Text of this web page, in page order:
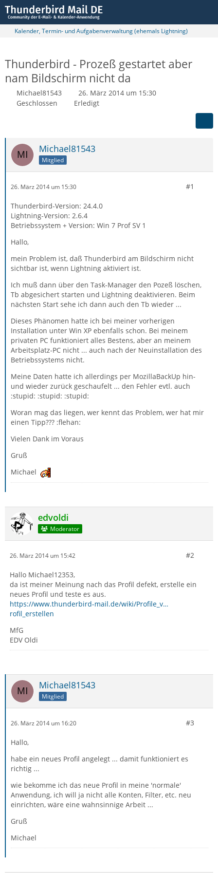
Kalender, Termin- und Aufgabenverwaltung (ehemals Lightning)
Thunderbird - Prozeß gestartet aber
nam Bildschirm nicht da
Michael81543
26. März 2014 um 15:30
Geschlossen
Erledigt
Michael81543
Mitglied
26. März 2014 um 15:30 #1
Thunderbird-Version: 24.4.0
Lightning-Version: 2.6.4
Betriebssystem + Version: Win 7 Prof SV 1
Hallo,
mein Problem ist, daß Thunderbird am Bildschirm nicht
sichtbar ist, wenn Lightning aktiviert ist.
Ich muß dann über den Task-Manager den Pozeß löschen,
Tb abgesichert starten und Lightning deaktivieren. Beim
nächsten Start sehe ich dann auch den Tb wieder ...
Dieses Phänomen hatte ich bei meiner vorherigen
Installation unter Win XP ebenfalls schon. Bei meinem
privaten PC funktioniert alles Bestens, aber an meinem
Arbeitsplatz-PC nicht ... auch nach der Neuinstallation des
Betriebssystems nicht.
Meine Daten hatte ich allerdings per MozillaBackUp hin-
und wieder zurück geschaufelt ... den Fehler evtl. auch
:stupid: :stupid: :stupid:
Woran mag das liegen, wer kennt das Problem, wer hat mir
einen Tipp??? :flehan:
Vielen Dank im Voraus
Gruß
Michael
edvoldi
Moderator
26. März 2014 um 15:42 #2
Hallo Michael12353,
da ist meiner Meinung nach das Profil defekt, erstelle ein
neues Profil und teste es aus.
https://www.thunderbird-mail.de/wiki/Profile_v…
rofil_erstellen
MfG
EDV Oldi
Michael81543
Mitglied
26. März 2014 um 16:20 #3
Hallo,
habe ein neues Profil angelegt ... damit funktioniert es
richtig ...
wie bekomme ich das neue Profil in meine 'normale'
Anwendung, ich will ja nicht alle Konten, Filter, etc. neu
einrichten, wäre eine wahnsinnige Arbeit ...
Gruß
Michael